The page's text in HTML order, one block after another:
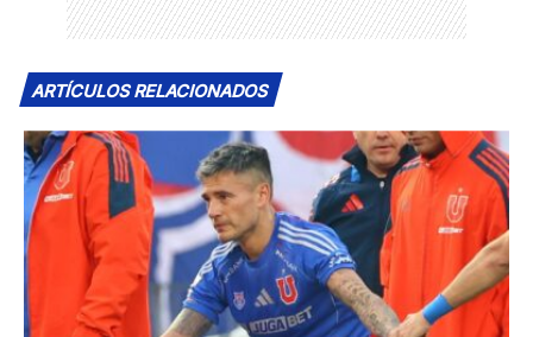
ARTÍCULOS RELACIONADOS